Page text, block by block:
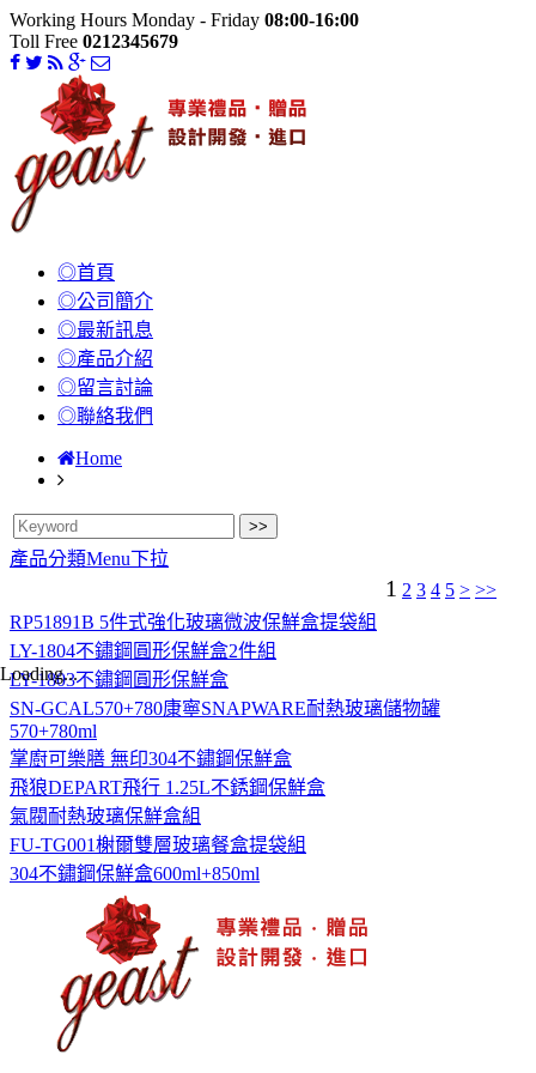
Working Hours Monday - Friday 08:00-16:00
Toll Free 0212345679
◎首頁
◎公司簡介
◎最新訊息
◎產品介紹
◎留言討論
◎聯絡我們
Home
產品分類Menu下拉
1 2 3 4 5 > >>
RP51891B 5件式強化玻璃微波保鮮盒提袋組
LY-1804不鏽鋼圓形保鮮盒2件組
LY-1803不鏽鋼圓形保鮮盒
SN-GCAL570+780康寧SNAPWARE耐熱玻璃儲物罐
570+780ml
掌廚可樂膳 無印304不鏽鋼保鮮盒
飛狼DEPART飛行 1.25L不銹鋼保鮮盒
氣閥耐熱玻璃保鮮盒組
FU-TG001榭爾雙層玻璃餐盒提袋組
304不鏽鋼保鮮盒600ml+850ml
Loading...